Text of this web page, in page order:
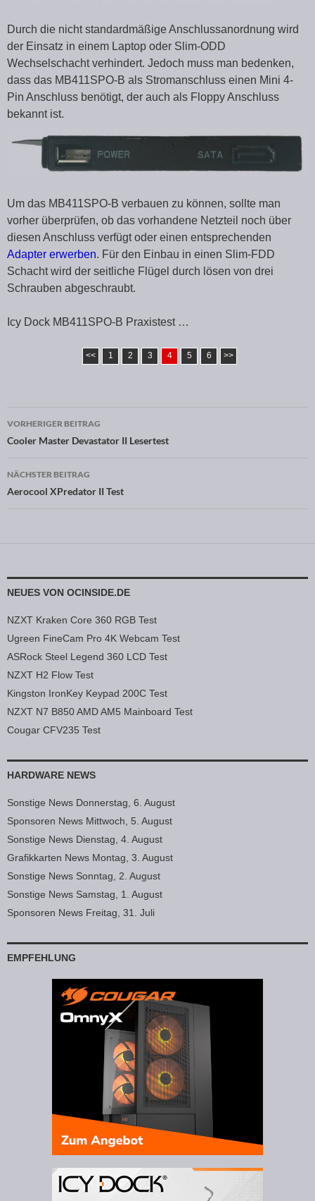
Durch die nicht standardmäßige Anschlussanordnung wird
der Einsatz in einem Laptop oder Slim-ODD
Wechselschacht verhindert. Jedoch muss man bedenken,
dass das MB411SPO-B als Stromanschluss einen Mini 4-
Pin Anschluss benötigt, der auch als Floppy Anschluss
bekannt ist.
Um das MB411SPO-B verbauen zu können, sollte man
vorher überprüfen, ob das vorhandene Netzteil noch über
diesen Anschluss verfügt oder einen entsprechenden
Adapter erwerben. Für den Einbau in einen Slim-FDD
Schacht wird der seitliche Flügel durch lösen von drei
Schrauben abgeschraubt.
Icy Dock MB411SPO-B Praxistest …
<< 1 2 3 4 5 6 >>
Beitragsnavigation
VORHERIGER BEITRAG
Cooler Master Devastator II Lesertest
NÄCHSTER BEITRAG
Aerocool XPredator II Test
NEUES VON OCINSIDE.DE
NZXT Kraken Core 360 RGB Test
Ugreen FineCam Pro 4K Webcam Test
ASRock Steel Legend 360 LCD Test
NZXT H2 Flow Test
Kingston IronKey Keypad 200C Test
NZXT N7 B850 AMD AM5 Mainboard Test
Cougar CFV235 Test
HARDWARE NEWS
Sonstige News Donnerstag, 6. August
Sponsoren News Mittwoch, 5. August
Sonstige News Dienstag, 4. August
Grafikkarten News Montag, 3. August
Sonstige News Sonntag, 2. August
Sonstige News Samstag, 1. August
Sponsoren News Freitag, 31. Juli
EMPFEHLUNG